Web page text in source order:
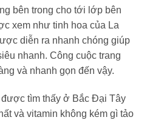
bên trong cho tới lớp bên
xem như tinh hoa của La
diễn ra nhanh chóng giúp
nhanh. Công cuộc trang
và nhanh gọn đến vậy.
được tìm thấy ở Bắc Đại Tây
và vitamin không kém gì tảo